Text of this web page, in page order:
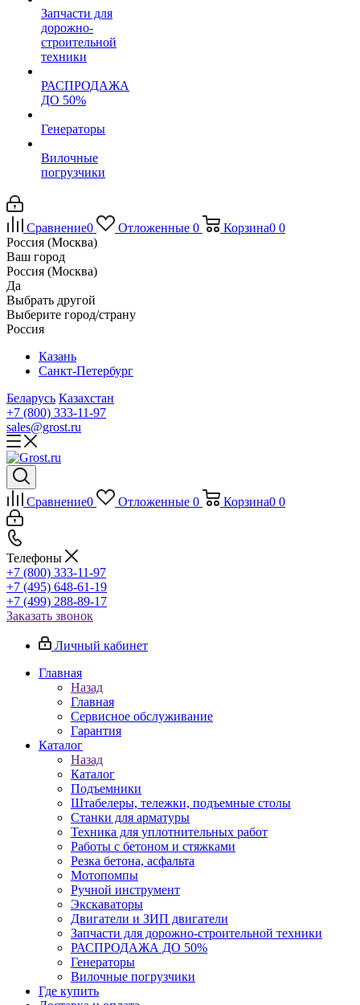
Запчасти для
дорожно-
строительной
техники
РАСПРОДАЖА
ДО 50%
Генераторы
Вилочные
погрузчики
Сравнение0 Отложенные 0 Корзина0 0
Россия (Москва)
Ваш город
Россия (Москва)
Да
Выбрать другой
Выберите город/страну
Россия
Казань
Санкт-Петербург
Беларусь Казахстан
+7 (800) 333-11-97
sales@grost.ru
Сравнение0 Отложенные 0 Корзина0 0
Телефоны
+7 (800) 333-11-97
+7 (495) 648-61-19
+7 (499) 288-89-17
Заказать звонок
Личный кабинет
Главная
Назад
Главная
Сервисное обслуживание
Гарантия
Каталог
Назад
Каталог
Подъемники
Штабелеры, тележки, подъемные столы
Станки для арматуры
Техника для уплотнительных работ
Работы с бетоном и стяжками
Резка бетона, асфальта
Мотопомпы
Ручной инструмент
Экскаваторы
Двигатели и ЗИП двигатели
Запчасти для дорожно-строительной техники
РАСПРОДАЖА ДО 50%
Генераторы
Вилочные погрузчики
Где купить